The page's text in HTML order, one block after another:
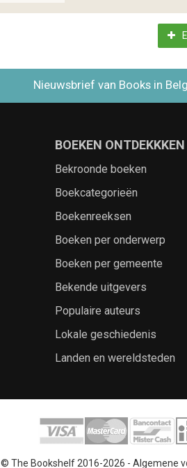
Nieuwsbrief van Books in
BOEKEN ONTDEKKKEN
Bekroonde boeken
Boekcategorieën
Boekenreeksen
Boeken per onderwerp
Boeken per gemeente
Bekende uitgevers
Populaire auteurs
Lokale geschiedenis
Landen en wereldsteden
© The Bookshelf 2016-2026 - Algemene